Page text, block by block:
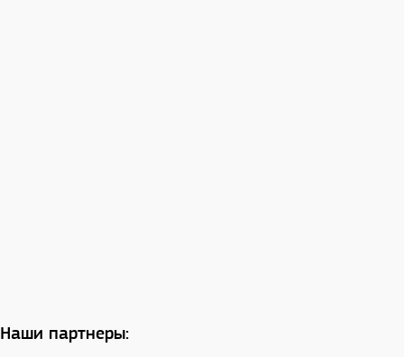
Наши партнеры: